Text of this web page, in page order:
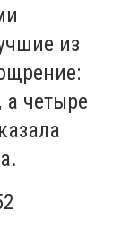
из
а четыре